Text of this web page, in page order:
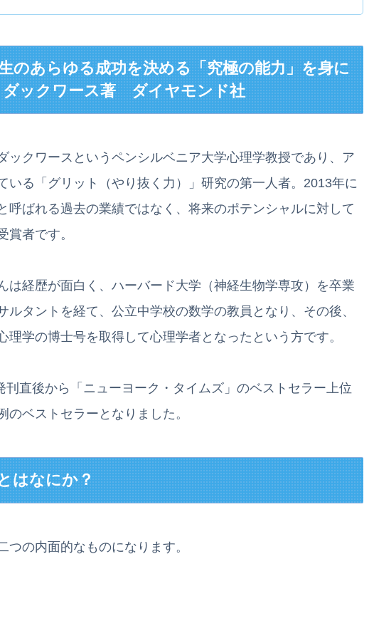
のあらゆる成功を決める「究極の能力」を身に
ックワース著 ダイヤモンド社
ックワースというペンシルベニア大学心理学教授であり、ア
いる「グリット（やり抜く力）」研究の第一人者。2013年に
呼ばれる過去の業績ではなく、将来のポテンシャルに対して
賞者です。
は経歴が面白く、ハーバード大学（神経生物学専攻）を卒業
ルタントを経て、公立中学校の数学の教員となり、その後、
理学の博士号を取得して心理学者となったという方です。
刊直後から「ニューヨーク・タイムズ」のベストセラー上位
ベストセラーとなりました。
はなにか？
の内面的なものになります。